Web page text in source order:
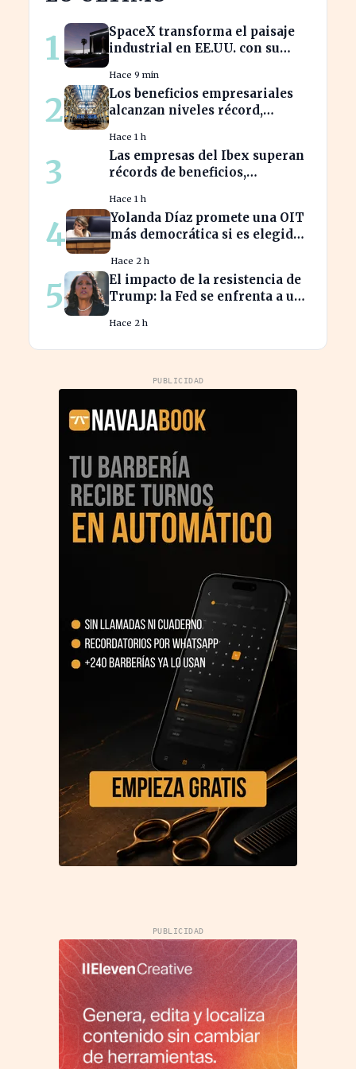
1
SpaceX transforma el paisaje
industrial en EE.UU. con su
zonas
Hace 9 min
2
Los beneficios empresariales
alcanzan niveles récord,
sector
Hace 1 h
3
Las empresas del Ibex superan
récords de beneficios,
española
Hace 1 h
4
Yolanda Díaz promete una OIT
más democrática si es elegida,
global
Hace 2 h
5
El impacto de la resistencia de
Trump: la Fed se enfrenta a un
Hace 2 h
PUBLICIDAD
PUBLICIDAD